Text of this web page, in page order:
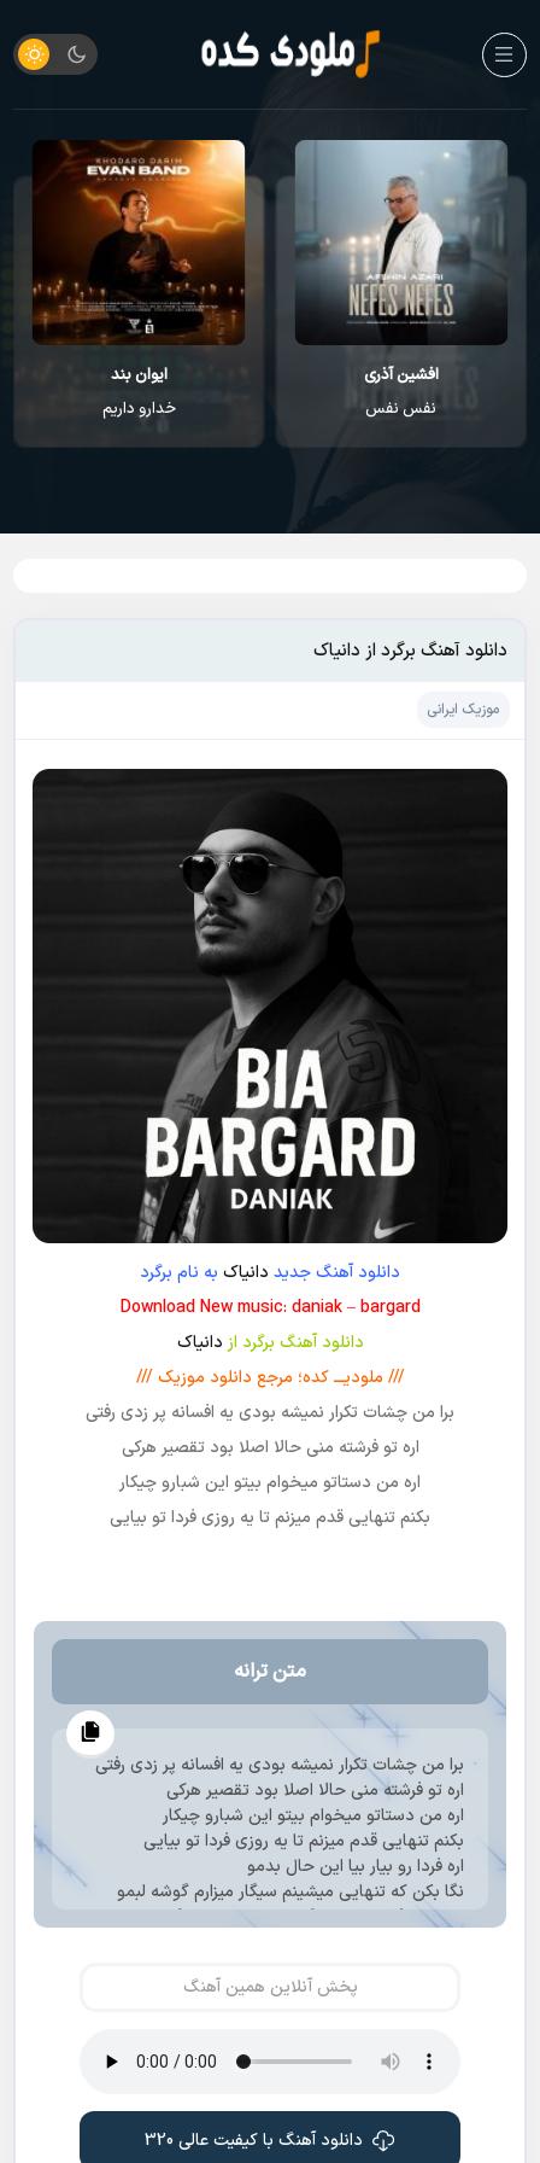
افشین آذری
نفس نفس
ایوان بند
خدارو داریم
دانلود آهنگ برگرد از دانیاک
موزیک ایرانی
دانلود آهنگ جدید دانیاک به نام برگرد
Download New music: daniak – bargard
دانلود آهنگ برگرد از دانیاک
/// ملودیـــ کده؛ مرجع دانلود موزیک ///
برا من چشات تکرار نمیشه بودی یه افسانه پر زدی رفتی
اره تو فرشته منی حالا اصلا بود تقصیر هرکی
اره من دستاتو میخوام بیتو این شبارو چیکار
بکنم تنهایی قدم میزنم تا یه روزی فردا تو بیایی
متن ترانه
برا من چشات تکرار نمیشه بودی یه افسانه پر زدی رفتی
اره تو فرشته منی حالا اصلا بود تقصیر هرکی
اره من دستاتو میخوام بیتو این شبارو چیکار
بکنم تنهایی قدم میزنم تا یه روزی فردا تو بیایی
اره فردا رو بیار بیا این حال بدمو
نگا بکن که تنهایی میشینم سیگار میزارم گوشه لبمو
به یادت فک میکنم میگم حتما بیبیم بر میگرده
حال من خرابه بی تو بیا برگرد
گفتم کنارم میمونی تو هرشب
انتخاب کردم
بزنم بیام سر قرار با تو فقد اره
پخش آنلاین همین آهنگ
دانلود آهنگ با کیفیت عالی 320